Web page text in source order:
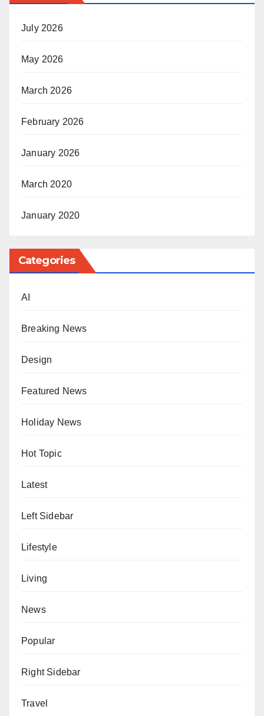
July 2026
May 2026
March 2026
February 2026
January 2026
March 2020
January 2020
Categories
AI
Breaking News
Design
Featured News
Holiday News
Hot Topic
Latest
Left Sidebar
Lifestyle
Living
News
Popular
Right Sidebar
Travel